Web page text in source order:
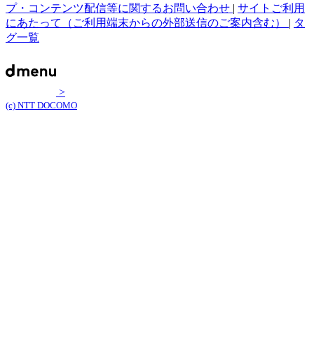
プ・コンテンツ配信等に関するお問い合わせ | サイトご利用
にあたって（ご利用端末からの外部送信のご案内含む） | タ
グ一覧
>
(c) NTT DOCOMO